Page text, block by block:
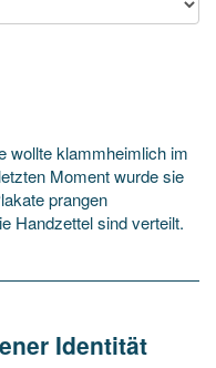
wollte klammheimlich im
Moment wurde sie
prangen
Handzettel sind verteilt.
Identität